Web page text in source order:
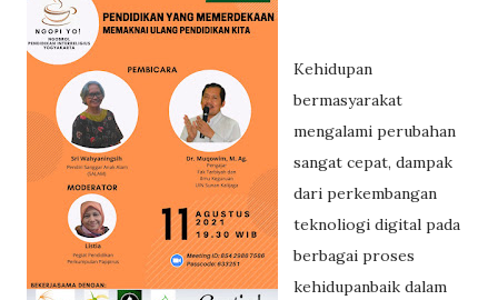
Kehidupan
bermasyarakat
mengalami perubahan
sangat cepat, dampak
dari perkembangan
teknoliogi digital pada
berbagai proses
kehidupanbaik dalam